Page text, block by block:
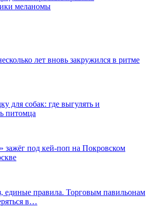
меланомы
лет вновь закружился в ритме
для собак: где выгулять и
питомца
зажёг под кей-поп на Покровском
единые правила. Торговым павильонам
в…